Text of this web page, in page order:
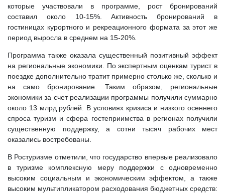
которые участвовали в программе, рост бронирований
составил около 10-15%. Активность бронирований в
гостиницах курортного и рекреационного формата за этот же
период выросла в среднем на 15-20%.
Программа также оказала существенный позитивный эффект
на региональные экономики. По экспертным оценкам турист в
поездке дополнительно тратит примерно столько же, сколько и
на само бронирование. Таким образом, региональные
экономики за счет реализации программы получили суммарно
около 13 млрд рублей. В условиях кризиса и низкого осеннего
спроса туризм и сфера гостеприимства в регионах получили
существенную поддержку, а сотни тысяч рабочих мест
оказались востребованы.
В Ростуризме отметили, что государство впервые реализовало
в туризме комплексную меру поддержки с одновременно
высоким социальным и экономическим эффектом, а также
высоким мультипликатором расходования бюджетных средств: